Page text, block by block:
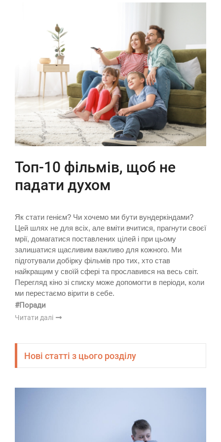
Топ-10 фільмів, щоб не
падати духом
Як стати генієм? Чи хочемо ми бути вундеркіндами?
Цей шлях не для всіх, але вміти вчитися, прагнути своєї
мрії, домагатися поставлених цілей і при цьому
залишатися щасливим важливо для кожного. Ми
підготували добірку фільмів про тих, хто став
найкращим у своїй сфері та прославився на весь світ.
Перегляд кіно зі списку може допомогти в періоди, коли
ми перестаємо вірити в себе.
#Поради
Читати далі
Нові статті з цього розділу